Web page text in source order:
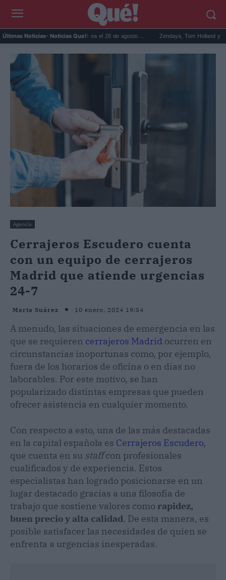
Últimas Noticias- Noticias Que!:
Video revive a Betty la fea el 28 de agosto ... Zendaya, Tom Holland y Chrissy
Agencia
Cerrajeros Escudero cuenta
con un equipo de cerrajeros
Madrid que atiende urgencias
24-7
Marta Suárez 10 enero, 2024 19:54
A menudo, las situaciones de emergencia en las
que se requieren cerrajeros Madrid ocurren en
circunstancias inoportunas como, por ejemplo,
fuera de los horarios de oficina o en días no
laborables. Por este motivo, se han
popularizado distintas empresas que pueden
ofrecer asistencia en cualquier momento.
Con respecto a esto, una de las más destacadas
en la capital española es Cerrajeros Escudero,
que cuenta en su staffcon profesionales
cualificados y de experiencia. Estos
especialistas han logrado posicionarse en un
lugar destacado gracias a una filosofía de
trabajo que sostiene valores como rapidez,
buen precio y alta calidad. De esta manera, es
posible satisfacer las necesidades de quien se
enfrenta a urgencias inesperadas.